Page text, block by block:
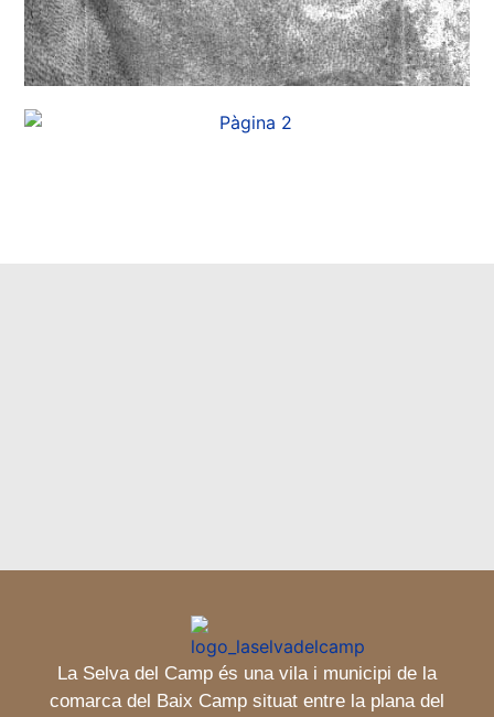
La Selva del Camp és una vila i municipi de la
comarca del Baix Camp situat entre la plana del